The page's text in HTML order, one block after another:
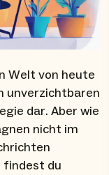
Welt von heute
unverzichtbaren
dar. Aber wie
nicht im
du